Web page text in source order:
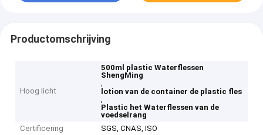
Productomschrijving
Hoog licht
500ml plastic Waterflessen
ShengMing
,
lotion van de container de plastic fles
,
Plastic het Waterflessen van de
voedselrang
Certificering
SGS, CNAS, ISO